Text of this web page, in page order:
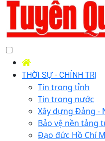
THỜI SỰ - CHÍNH TRỊ
Tin trong tỉnh
Tin trong nước
Xây dựng Đảng -
Bảo vệ nền tảng
Đạo đức Hồ Chí